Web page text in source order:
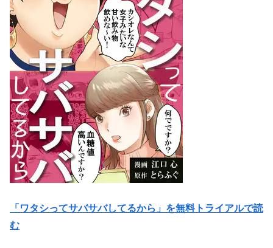
「ワタシってサバサバしてるから」を無料トライアルで読
む